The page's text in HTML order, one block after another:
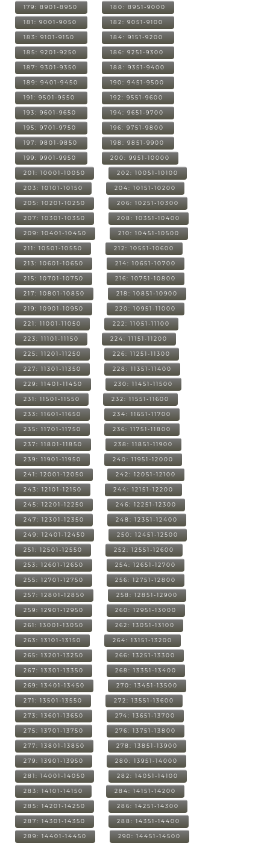
179: 8901-8950 180: 8951-9000
181: 9001-9050 182: 9051-9100
183: 9101-9150 184: 9151-9200
185: 9201-9250 186: 9251-9300
187: 9301-9350 188: 9351-9400
189: 9401-9450 190: 9451-9500
191: 9501-9550 192: 9551-9600
193: 9601-9650 194: 9651-9700
195: 9701-9750 196: 9751-9800
197: 9801-9850 198: 9851-9900
199: 9901-9950 200: 9951-10000
201: 10001-10050 202: 10051-10100
203: 10101-10150 204: 10151-10200
205: 10201-10250 206: 10251-10300
207: 10301-10350 208: 10351-10400
209: 10401-10450 210: 10451-10500
211: 10501-10550 212: 10551-10600
213: 10601-10650 214: 10651-10700
215: 10701-10750 216: 10751-10800
217: 10801-10850 218: 10851-10900
219: 10901-10950 220: 10951-11000
221: 11001-11050 222: 11051-11100
223: 11101-11150 224: 11151-11200
225: 11201-11250 226: 11251-11300
227: 11301-11350 228: 11351-11400
229: 11401-11450 230: 11451-11500
231: 11501-11550 232: 11551-11600
233: 11601-11650 234: 11651-11700
235: 11701-11750 236: 11751-11800
237: 11801-11850 238: 11851-11900
239: 11901-11950 240: 11951-12000
241: 12001-12050 242: 12051-12100
243: 12101-12150 244: 12151-12200
245: 12201-12250 246: 12251-12300
247: 12301-12350 248: 12351-12400
249: 12401-12450 250: 12451-12500
251: 12501-12550 252: 12551-12600
253: 12601-12650 254: 12651-12700
255: 12701-12750 256: 12751-12800
257: 12801-12850 258: 12851-12900
259: 12901-12950 260: 12951-13000
261: 13001-13050 262: 13051-13100
263: 13101-13150 264: 13151-13200
265: 13201-13250 266: 13251-13300
267: 13301-13350 268: 13351-13400
269: 13401-13450 270: 13451-13500
271: 13501-13550 272: 13551-13600
273: 13601-13650 274: 13651-13700
275: 13701-13750 276: 13751-13800
277: 13801-13850 278: 13851-13900
279: 13901-13950 280: 13951-14000
281: 14001-14050 282: 14051-14100
283: 14101-14150 284: 14151-14200
285: 14201-14250 286: 14251-14300
287: 14301-14350 288: 14351-14400
289: 14401-14450 290: 14451-14500